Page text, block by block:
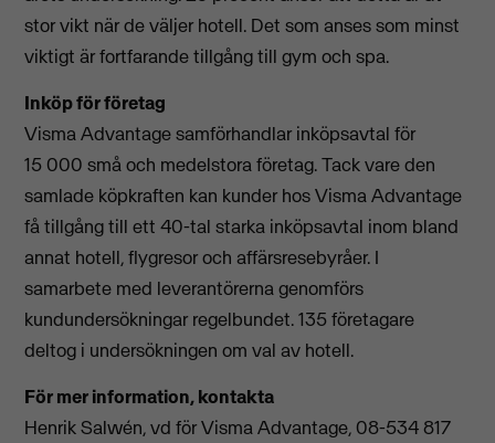
stor vikt när de väljer hotell. Det som anses som minst
viktigt är fortfarande tillgång till gym och spa.
Inköp för företag
Visma Advantage samförhandlar inköpsavtal för
15 000 små och medelstora företag. Tack vare den
samlade köpkraften kan kunder hos Visma Advantage
få tillgång till ett 40-tal starka inköpsavtal inom bland
annat hotell, flygresor och affärsresebyråer. I
samarbete med leverantörerna genomförs
kundundersökningar regelbundet. 135 företagare
deltog i undersökningen om val av hotell.
För mer information, kontakta
Henrik Salwén, vd för Visma Advantage, 08-534 817